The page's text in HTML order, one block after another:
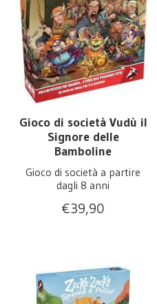
Gioco di società Vudù il
Signore delle
Bamboline
Gioco di società a partire
dagli 8 anni
€39,90